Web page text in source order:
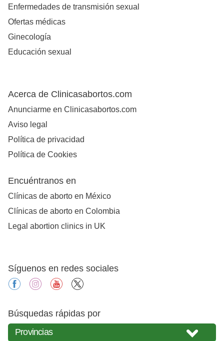
Enfermedades de transmisión sexual
Ofertas médicas
Ginecología
Educación sexual
Acerca de Clinicasabortos.com
Anunciarme en Clinicasabortos.com
Aviso legal
Política de privacidad
Política de Cookies
Encuéntranos en
Clínicas de aborto en México
Clínicas de aborto en Colombia
Legal abortion clinics in UK
Síguenos en redes sociales
facebookinstagramyoutube
Búsquedas rápidas por